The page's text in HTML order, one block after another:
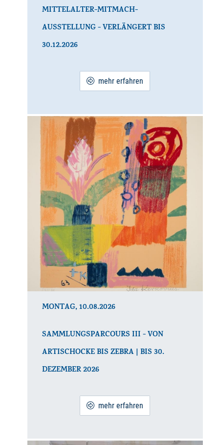
MITTELALTER-MITMACH-
AUSSTELLUNG - VERLÄNGERT BIS
30.12.2026
mehr erfahren
MONTAG, 10.08.2026
SAMMLUNGSPARCOURS III - VON
ARTISCHOCKE BIS ZEBRA | BIS 30.
DEZEMBER 2026
mehr erfahren